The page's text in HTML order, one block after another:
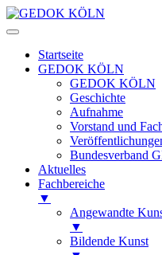
Startseite
GEDOK KÖLN
GEDOK KÖLN
Geschichte
Aufnahme
Vorstand und
Bundesverband
Aktuelles
Fachbereiche
▼
Angewandte
▼
Bildende Kunst